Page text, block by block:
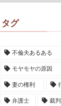
タグ
不倫夫あるある
モヤモヤの原因
妻の権利
弁護士 裁判